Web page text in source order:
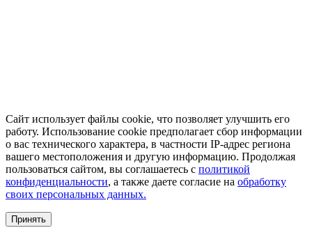
Сайт использует файлы cookie, что позволяет улучшить его
работу. Использование cookie предполагает сбор информации
о вас технического характера, в частности IP-адрес региона
вашего местоположения и другую информацию. Продолжая
пользоваться сайтом, вы соглашаетесь с политикой
конфиденциальности, а также даете согласие на обработку
своих персональных данных.
Принять